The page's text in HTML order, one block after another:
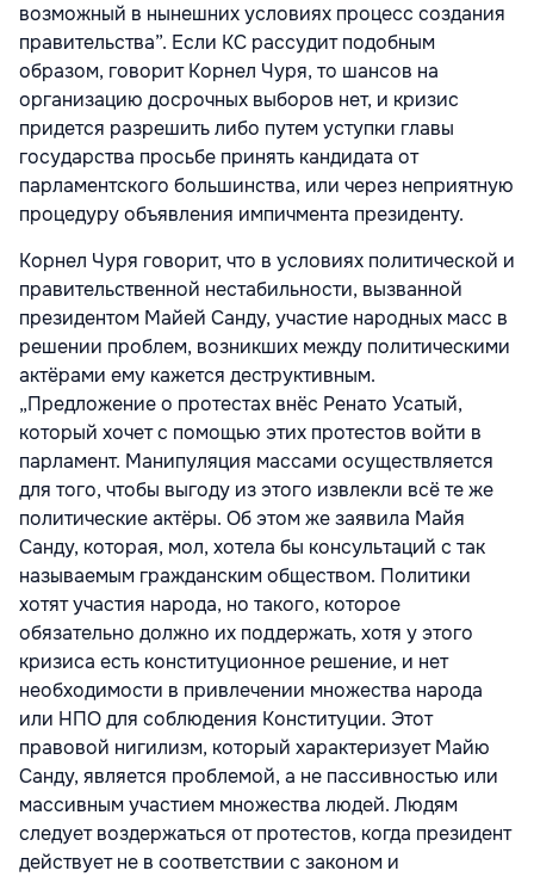
возможный в нынешних условиях процесс создания
правительства”. Если КС рассудит подобным
образом, говорит Корнел Чуря, то шансов на
организацию досрочных выборов нет, и кризис
придется разрешить либо путем уступки главы
государства просьбе принять кандидата от
парламентского большинства, или через неприятную
процедуру объявления импичмента президенту.
Корнел Чуря говорит, что в условиях политической и
правительственной нестабильности, вызванной
президентом Майей Санду, участие народных масс в
решении проблем, возникших между политическими
актёрами ему кажется деструктивным.
„Предложение о протестах внёс Ренато Усатый,
который хочет с помощью этих протестов войти в
парламент. Манипуляция массами осуществляется
для того, чтобы выгоду из этого извлекли всё те же
политические актёры. Об этом же заявила Майя
Санду, которая, мол, хотела бы консультаций с так
называемым гражданским обществом. Политики
хотят участия народа, но такого, которое
обязательно должно их поддержать, хотя у этого
кризиса есть конституционное решение, и нет
необходимости в привлечении множества народа
или НПО для соблюдения Конституции. Этот
правовой нигилизм, который характеризует Майю
Санду, является проблемой, а не пассивностью или
массивным участием множества людей. Людям
следует воздержаться от протестов, когда президент
действует не в соответствии с законом и